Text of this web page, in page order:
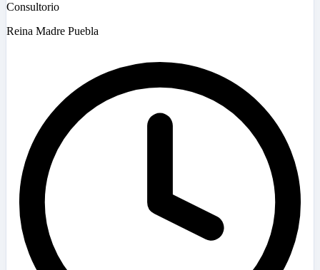
Consultorio
Reina Madre Puebla